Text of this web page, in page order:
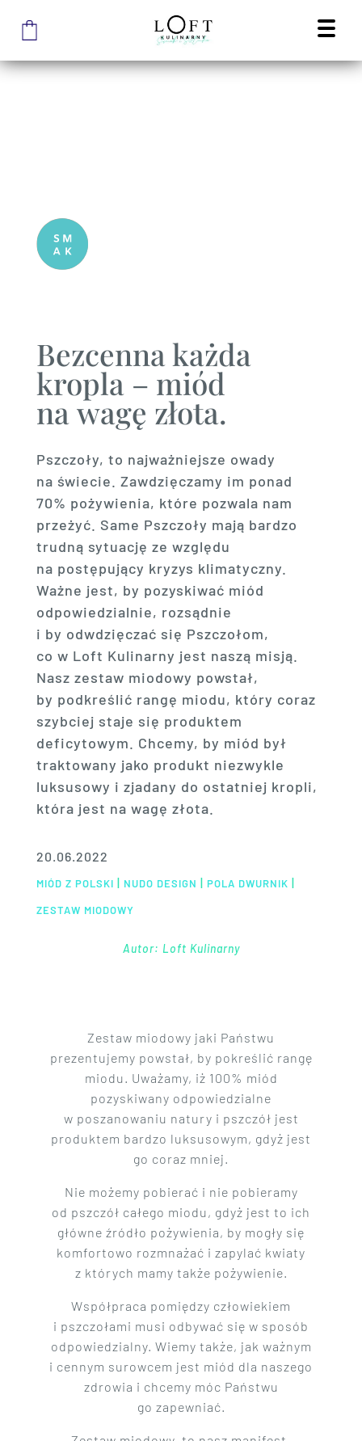
Bezcenna każda
kropla – miód
na wagę złota.
Pszczoły, to najważniejsze owady
na świecie. Zawdzięczamy im ponad
70% pożywienia, które pozwala nam
przeżyć. Same Pszczoły mają bardzo
trudną sytuację ze względu
na postępujący kryzys klimatyczny.
Ważne jest, by pozyskiwać miód
odpowiedzialnie, rozsądnie
i by odwdzięczać się Pszczołom,
co w Loft Kulinarny jest naszą misją.
Nasz zestaw miodowy powstał,
by podkreślić rangę miodu, który coraz
szybciej staje się produktem
deficytowym. Chcemy, by miód był
traktowany jako produkt niezwykle
luksusowy i zjadany do ostatniej kropli,
która jest na wagę złota.
20.06.2022
MIÓD Z POLSKI | NUDO DESIGN | POLA DWURNIK |
ZESTAW MIODOWY
Autor: Loft Kulinarny
Zestaw miodowy jaki Państwu
prezentujemy powstał, by pokreślić rangę
miodu. Uważamy, iż 100% miód
pozyskiwany odpowiedzialne
w poszanowaniu natury i pszczół jest
produktem bardzo luksusowym, gdyż jest
go coraz mniej.
Nie możemy pobierać i nie pobieramy
od pszczół całego miodu, gdyż jest to ich
główne źródło pożywienia, by mogły się
komfortowo rozmnażać i zapylać kwiaty
z których mamy także pożywienie.
Współpraca pomiędzy człowiekiem
i pszczołami musi odbywać się w sposób
odpowiedzialny. Wiemy także, jak ważnym
i cennym surowcem jest miód dla naszego
zdrowia i chcemy móc Państwu
go zapewniać.